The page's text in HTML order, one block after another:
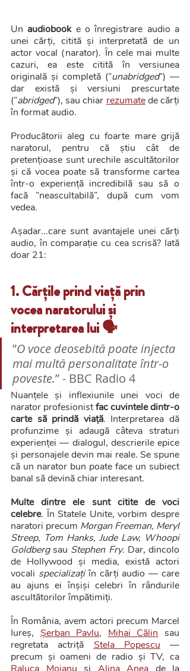
Un audiobook e o înregistrare audio a
unei cărți, citită și interpretată de un
actor vocal (narator). În cele mai multe
cazuri, ea este citită în versiunea
originală și completă (”unabridged”) —
dar există și versiuni prescurtate
(”abridged”), sau chiar rezumate de cărți
în format audio.
Producătorii aleg cu foarte mare grijă
naratorul, pentru că știu cât de
pretențioase sunt urechile ascultătorilor
și că vocea poate să transforme cartea
într-o experiență incredibilă sau să o
facă ”neascultabilă”, după cum vom
vedea.
Așadar...care sunt avantajele unei cărți
audio, în comparație cu cea scrisă? Iată
doar 21:
1. Cărțile prind viață prin
vocea naratorului și
interpretarea lui 🗣️
”O voce deosebită poate injecta
mai multă personalitate într-o
poveste.” - BBC Radio 4
Nuanțele și inflexiunile unei voci de
narator profesionist fac cuvintele dintr-o
carte să prindă viață. Interpretarea dă
profunzime și adaugă câteva straturi
experienței — dialogul, descrierile epice
și personajele devin mai reale. Se spune
că un narator bun poate face un subiect
banal să devină chiar interesant.
Multe dintre ele sunt citite de voci
celebre. În Statele Unite, vorbim despre
naratori precum Morgan Freeman, Meryl
Streep, Tom Hanks, Jude Law, Whoopi
Goldberg sau Stephen Fry. Dar, dincolo
de Hollywood și media, există actori
vocali specializați în cărți audio — care
au ajuns ei înșiși celebri în rândurile
ascultătorilor împătimiți.
În România, avem actori precum Marcel
Iureș, Șerban Pavlu, Mihai Călin sau
regretata actriță Stela Popescu —